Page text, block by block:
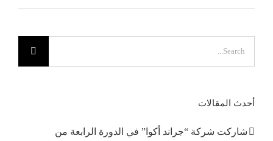
أحدث المقالات
شاركت شركة “جراند أكوا” في الدورة الرابعة من